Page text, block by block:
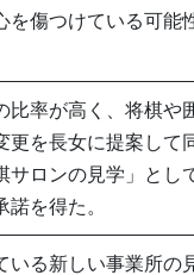
を傷つけている可能
比率が高く、将棋や
更を長女に提案して
サロンの見学」とし
諾を得た。
いる新しい事業所の